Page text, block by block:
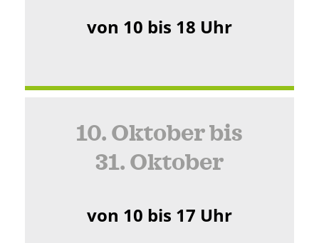
von 10 bis 18 Uhr
10. Oktober bis
31. Oktober
von 10 bis 17 Uhr